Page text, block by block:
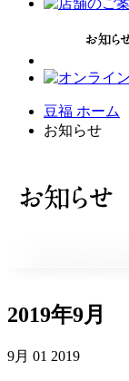
豆福 ホーム
お知らせ
2019年9月
9月 01 2019